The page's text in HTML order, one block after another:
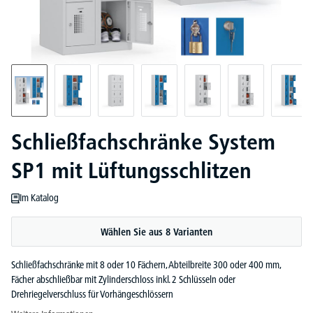
Schließfachschränke System
SP1 mit Lüftungsschlitzen
Im Katalog
Wählen Sie aus 8 Varianten
Schließfachschränke mit 8 oder 10 Fächern, Abteilbreite 300 oder 400 mm,
Fächer abschließbar mit Zylinderschloss inkl. 2 Schlüsseln oder
Drehriegelverschluss für Vorhängeschlössern